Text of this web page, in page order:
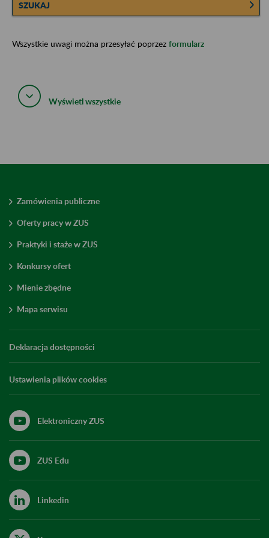
SZUKAJ
Wszystkie uwagi można przesyłać poprzez formularz
Wyświetl wszystkie
Zamówienia publiczne
Oferty pracy w ZUS
Praktyki i staże w ZUS
Konkursy ofert
Mienie zbędne
Mapa serwisu
Deklaracja dostępności
Ustawienia plików cookies
Elektroniczny ZUS
ZUS Edu
Linkedin